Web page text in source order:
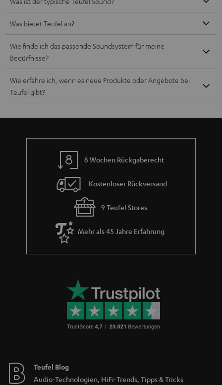
Was bietet Teufel an?
Wie finde ich das passende Soundsystem für meine
Bedürfnisse?
Wie erfahre ich, wenn es neue Produkte oder Angebote bei
Teufel gibt?
8 Wochen Rückgaberecht
Kostenloser Rückversand
9 Teufel Stores
Mehr als 45 Jahre Erfahrung
Teufel Blog
Audio-Technologien, HiFi-Trends, Tipps & Tricks